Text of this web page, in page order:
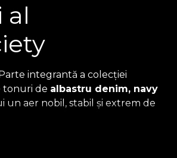
al
integrantă a colecției
tonuri de albastru denim, navy
un aer nobil, stabil și extrem de